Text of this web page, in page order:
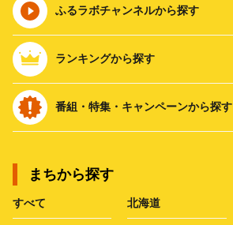
ふるラボチャンネルから探す
ランキングから探す
番組・特集・キャンペーンから探す
まちから探す
すべて 北海道